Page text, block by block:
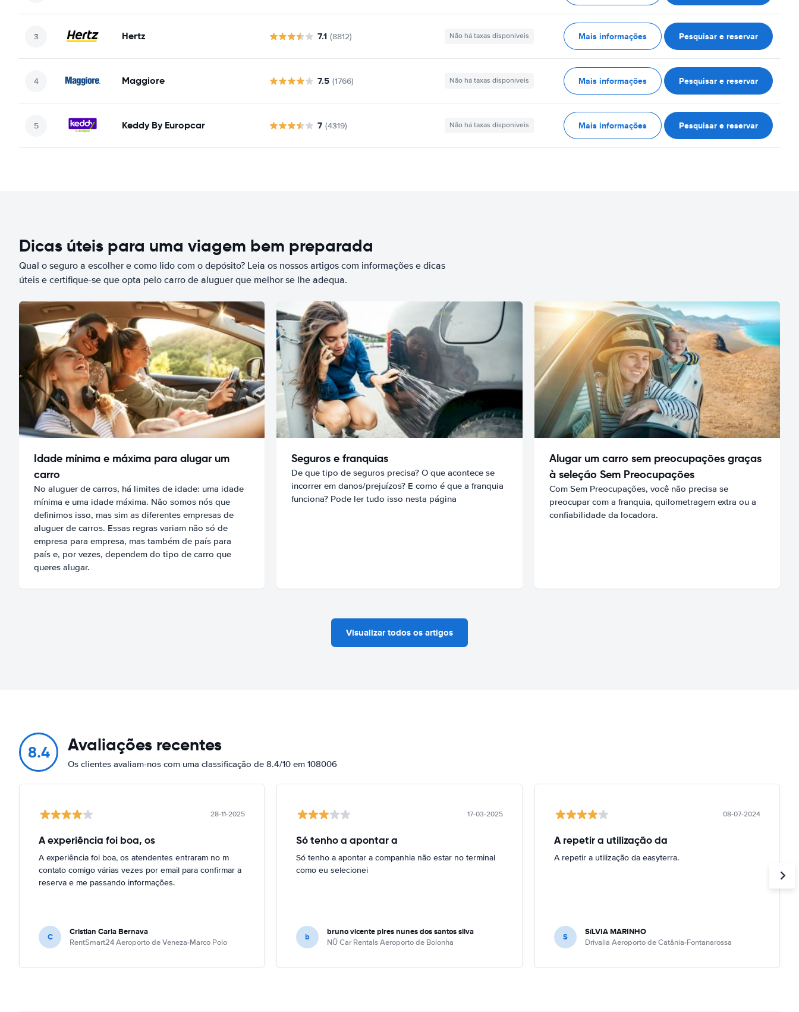
Hertz 7.1 (8812) Não há taxas disponíveis Mais informações Pesquisar e reservar
Maggiore 7.5 (1766) Não há taxas disponíveis Mais informações Pesquisar e reservar
Keddy By Europcar 7 (4319) Não há taxas disponíveis Mais informações Pesquisar e reservar
Dicas úteis para uma viagem bem preparada
Qual o seguro a escolher e como lido com o depósito? Leia os nossos artigos com informações e dicas
úteis e certifique-se que opta pelo carro de aluguer que melhor se lhe adequa.
Idade mínima e máxima para alugar um
carro
No aluguer de carros, há limites de idade: uma idade
mínima e uma idade máxima. Não somos nós que
definimos isso, mas sim as diferentes empresas de
aluguer de carros. Essas regras variam não só de
empresa para empresa, mas também de país para
país e, por vezes, dependem do tipo de carro que
queres alugar.
Seguros e franquias
De que tipo de seguros precisa? O que acontece se
incorrer em danos/prejuízos? E como é que a franquia
funciona? Pode ler tudo isso nesta página
Alugar um carro sem preocupações graças
à seleção Sem Preocupações
Com Sem Preocupações, você não precisa se
preocupar com a franquia, quilometragem extra ou a
confiabilidade da locadora.
Visualizar todos os artigos
8.4 Avaliações recentes
Os clientes avaliam-nos com uma classificação de 8.4/10 em 108006
28-11-2025
A experiência foi boa, os
A experiência foi boa, os atendentes entraram no m
contato comigo várias vezes por email para confirmar a
reserva e me passando informações.
C Cristian Carla Bernava
RentSmart24 Aeroporto de Veneza-Marco Polo
17-03-2025
Só tenho a apontar a
Só tenho a apontar a companhia não estar no terminal
como eu selecionei
b bruno vicente pires nunes dos santos silva
NÜ Car Rentals Aeroporto de Bolonha
08-07-2024
A repetir a utilização da
A repetir a utilização da easyterra.
S SíLVIA MARINHO
Drivalia Aeroporto de Catânia-Fontanarossa